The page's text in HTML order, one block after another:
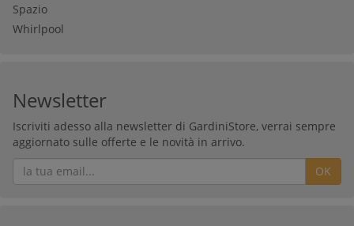
Spazio
Whirlpool
Newsletter
Iscriviti adesso alla newsletter di GardiniStore, verrai sempre
aggiornato sulle offerte e le novità in arrivo.
OK